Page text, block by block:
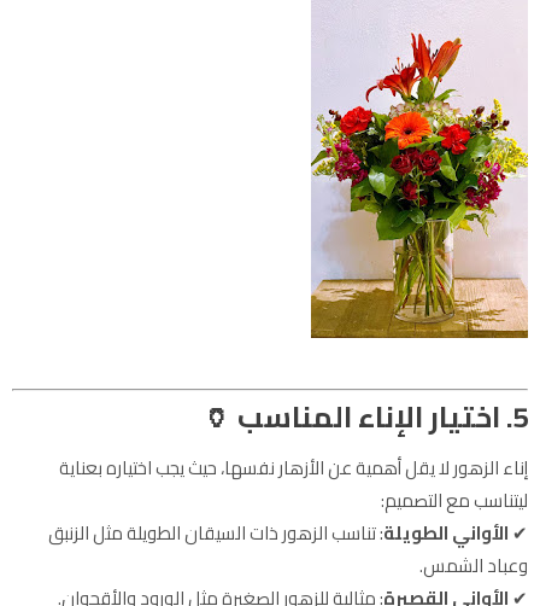
5. اختيار الإناء المناسب 🏺
إناء الزهور لا يقل أهمية عن الأزهار نفسها، حيث يجب اختياره بعناية
ليتناسب مع التصميم:
✔الأواني الطويلة: تناسب الزهور ذات السيقان الطويلة مثل الزنبق
وعباد الشمس.
✔الأواني القصيرة: مثالية للزهور الصغيرة مثل الورود والأقحوان.